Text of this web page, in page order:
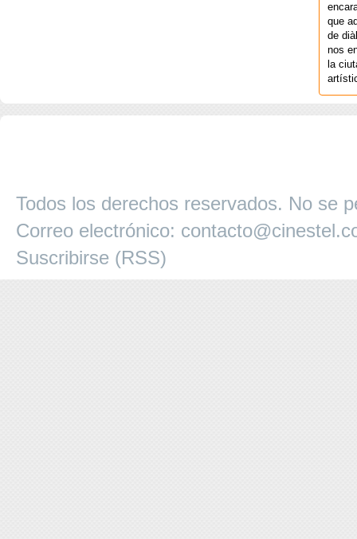
que
de
nos
la
Todos los derechos reservados. No se
Correo electrónico:
Suscribirse (RSS)